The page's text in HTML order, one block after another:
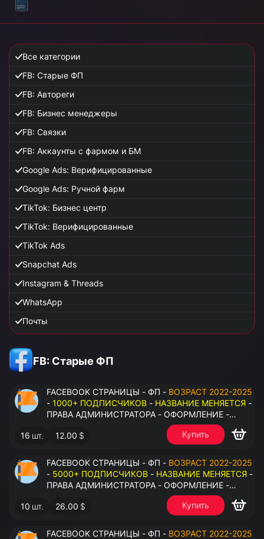
Все категории
FB: Старые ФП
FB: Автореги
FB: Бизнес менеджеры
FB: Связки
FB: Аккаунты с фармом и БМ
Google Ads: Верифицированные
Google Ads: Ручной фарм
TikTok: Бизнес центр
TikTok: Верифицированные
TikTok Ads
Snapchat Ads
Instagram & Threads
WhatsApp
Почты
FB: Старые ФП
FACEBOOK СТРАНИЦЫ - ФП - ВОЗРАСТ 2022-2025
- 1000+ ПОДПИСЧИКОВ - НАЗВАНИЕ МЕНЯЕТСЯ -
ПРАВА АДМИНИСТРАТОРА - ОФОРМЛЕНИЕ -
ЗАПОЛНЕННАЯ ИНФОРМАЦИЯ - ПОД ВСЕ ГЕО
16 шт. 12.00 $ Купить
FACEBOOK СТРАНИЦЫ - ФП - ВОЗРАСТ 2022-2025
- 5000+ ПОДПИСЧИКОВ - НАЗВАНИЕ МЕНЯЕТСЯ -
ПРАВА АДМИНИСТРАТОРА - ОФОРМЛЕНИЕ -
ЗАПОЛНЕННАЯ ИНФОРМАЦИЯ - ПОД ВСЕ ГЕО
10 шт. 26.00 $ Купить
FACEBOOK СТРАНИЦЫ - ФП - ВОЗРАСТ 2022-2025